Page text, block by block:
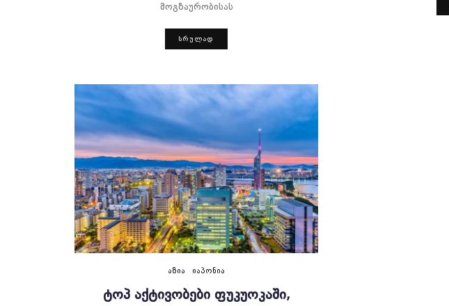
მოგზაურობისას
ᲡᲠᲣᲚᲐᲓ
ᲐᲖᲘᲐ ᲘᲐᲞᲝᲜᲘᲐ
ᲢᲝᲞ ᲐᲥᲢᲘᲕᲝᲑᲔᲑᲘ ᲤᲣᲙᲣᲝᲙᲐᲨᲘ,